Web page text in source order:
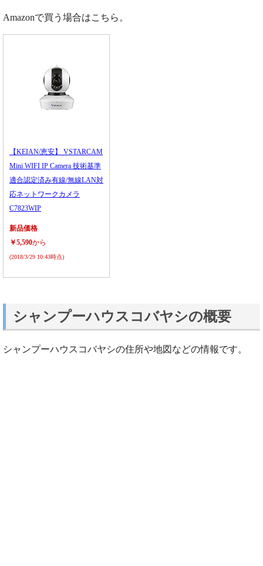
Amazonで買う場合はこちら。
【KEIAN/恵安】 VSTARCAM
Mini WIFI IP Camera 技術基準
適合認定済み有線/無線LAN対
応ネットワークカメラ
C7823WIP
新品価格
￥5,590から
(2018/3/29 10:43時点)
シャンプーハウスコバヤシの概要
シャンプーハウスコバヤシの住所や地図などの情報です。